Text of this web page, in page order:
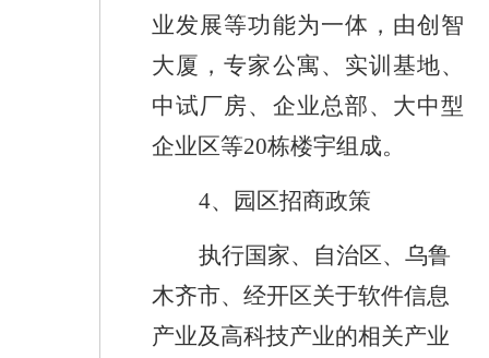
业发展等功能为一体，由创智
大厦，专家公寓、实训基地、
中试厂房、企业总部、大中型
企业区等20栋楼宇组成。
4、 园区招商政策
执行国家、自治区、乌鲁
木齐市、经开区关于软件信息
产业及高科技产业的相关产业